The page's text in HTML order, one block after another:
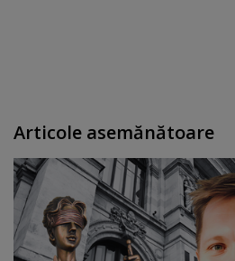
Articole asemănătoare